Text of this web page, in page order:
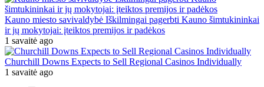
Kauno miesto savivaldybė Iškilmingai pagerbti Kauno šimtukininkai
ir jų mokytojai: įteiktos premijos ir padėkos
1 savaitė ago
Churchill Downs Expects to Sell Regional Casinos Individually
1 savaitė ago